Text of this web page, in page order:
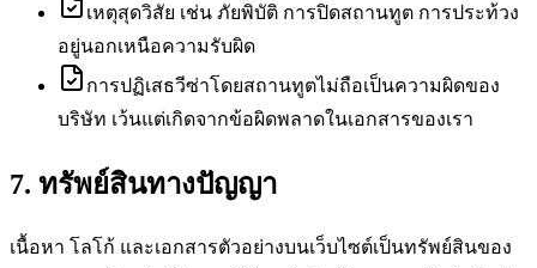
เหตุสุดวิสัย เช่น ภัยพิบัติ การปิดสถานทูต การประท้วง
อยู่นอกเหนือความรับผิด
การปฏิเสธวีซ่าโดยสถานทูตไม่ถือเป็นความผิดของ
บริษัท เว้นแต่เกิดจากข้อผิดพลาดในเอกสารของเรา
7. ทรัพย์สินทางปัญญา
เนื้อหา โลโก้ และเอกสารตัวอย่างบนเว็บไซต์เป็นทรัพย์สินของ